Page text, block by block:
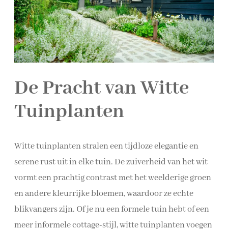
De Pracht van Witte
Tuinplanten
Witte tuinplanten stralen een tijdloze elegantie en
serene rust uit in elke tuin. De zuiverheid van het wit
vormt een prachtig contrast met het weelderige groen
en andere kleurrijke bloemen, waardoor ze echte
blikvangers zijn. Of je nu een formele tuin hebt of een
meer informele cottage-stijl, witte tuinplanten voegen